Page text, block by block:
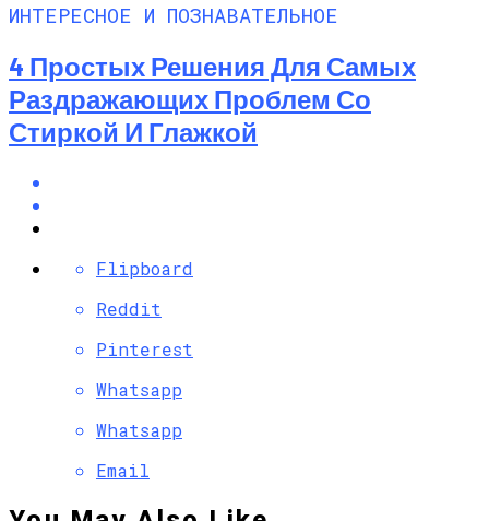
ИНТЕРЕСНОЕ И ПОЗНАВАТЕЛЬНОЕ
4 Простых Решения Для Самых
Раздражающих Проблем Со
Стиркой И Глажкой
Flipboard
Reddit
Pinterest
Whatsapp
Whatsapp
Email